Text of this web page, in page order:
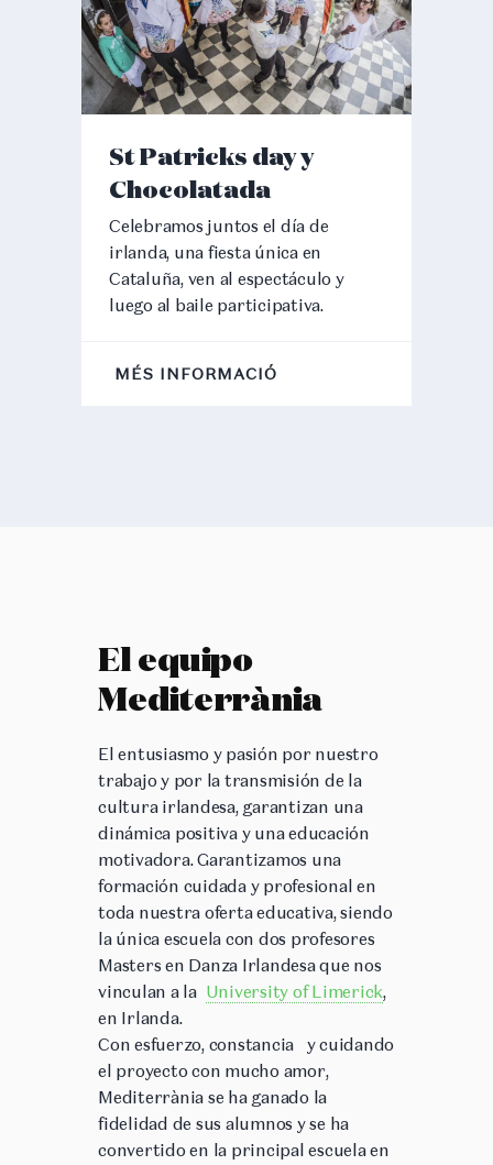
St Patricks day y
Chocolatada
Celebramos juntos el día de
irlanda, una fiesta única en
Cataluña, ven al espectáculo y
luego al baile participativa.
MÉS INFORMACIÓ
El equipo
Mediterrània
El entusiasmo y pasión por nuestro
trabajo y por la transmisión de la
cultura irlandesa, garantizan una
dinámica positiva y una educación
motivadora. Garantizamos una
formación cuidada y profesional en
toda nuestra oferta educativa, siendo
la única escuela con dos profesores
Masters en Danza Irlandesa que nos
vinculan a la University of Limerick,
en Irlanda.
Con esfuerzo, constancia y cuidando
el proyecto con mucho amor,
Mediterrània se ha ganado la
fidelidad de sus alumnos y se ha
convertido en la principal escuela en